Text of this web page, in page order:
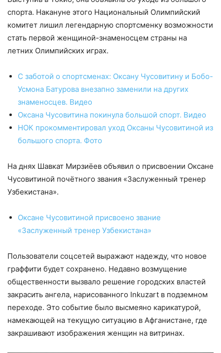
спорта. Накануне этого Национальный Олимпийский
комитет лишил легендарную спортсменку возможности
стать первой женщиной-знаменосцем страны на
летних Олимпийских играх.
С заботой о спортсменах: Оксану Чусовитину и Бобо-
Усмона Батурова внезапно заменили на других
знаменосцев. Видео
Оксана Чусовитина покинула большой спорт. Видео
НОК прокомментировал уход Оксаны Чусовитиной из
большого спорта. Фото
На днях Шавкат Мирзиёев объявил о присвоении Оксане
Чусовитиной почётного звания «Заслуженный тренер
Узбекистана».
Оксане Чусовитиной присвоено звание
«Заслуженный тренер Узбекистана»
Пользователи соцсетей выражают надежду, что новое
граффити будет сохранено. Недавно возмущение
общественности вызвало решение городских властей
закрасить ангела, нарисованного Inkuzart в подземном
переходе. Это событие было высмеяно карикатурой,
намекающей на текущую ситуацию в Афганистане, где
закрашивают изображения женщин на витринах.